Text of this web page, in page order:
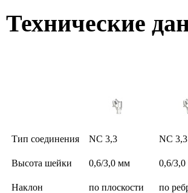
Технические
Тип соединения NC 3,3 NC 3,3
Высота шейки 0,6/3,0 мм 0,6/
Наклон по плоскости по